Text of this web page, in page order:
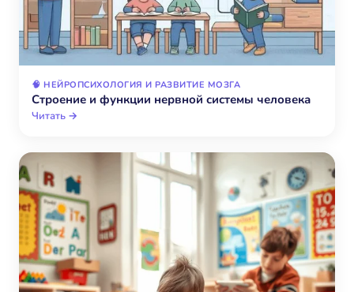
🧠 НЕЙРОПСИХОЛОГИЯ И РАЗВИТИЕ МОЗГА
Строение и функции нервной системы человека
Читать →